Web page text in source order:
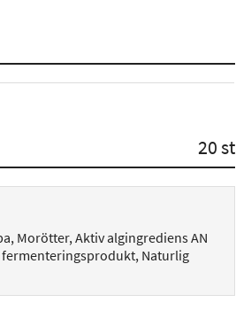
20 st
Morötter, Aktiv algingrediens AN
Naturlig